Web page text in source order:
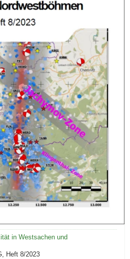
in Westsachen und
Heft 8/2023